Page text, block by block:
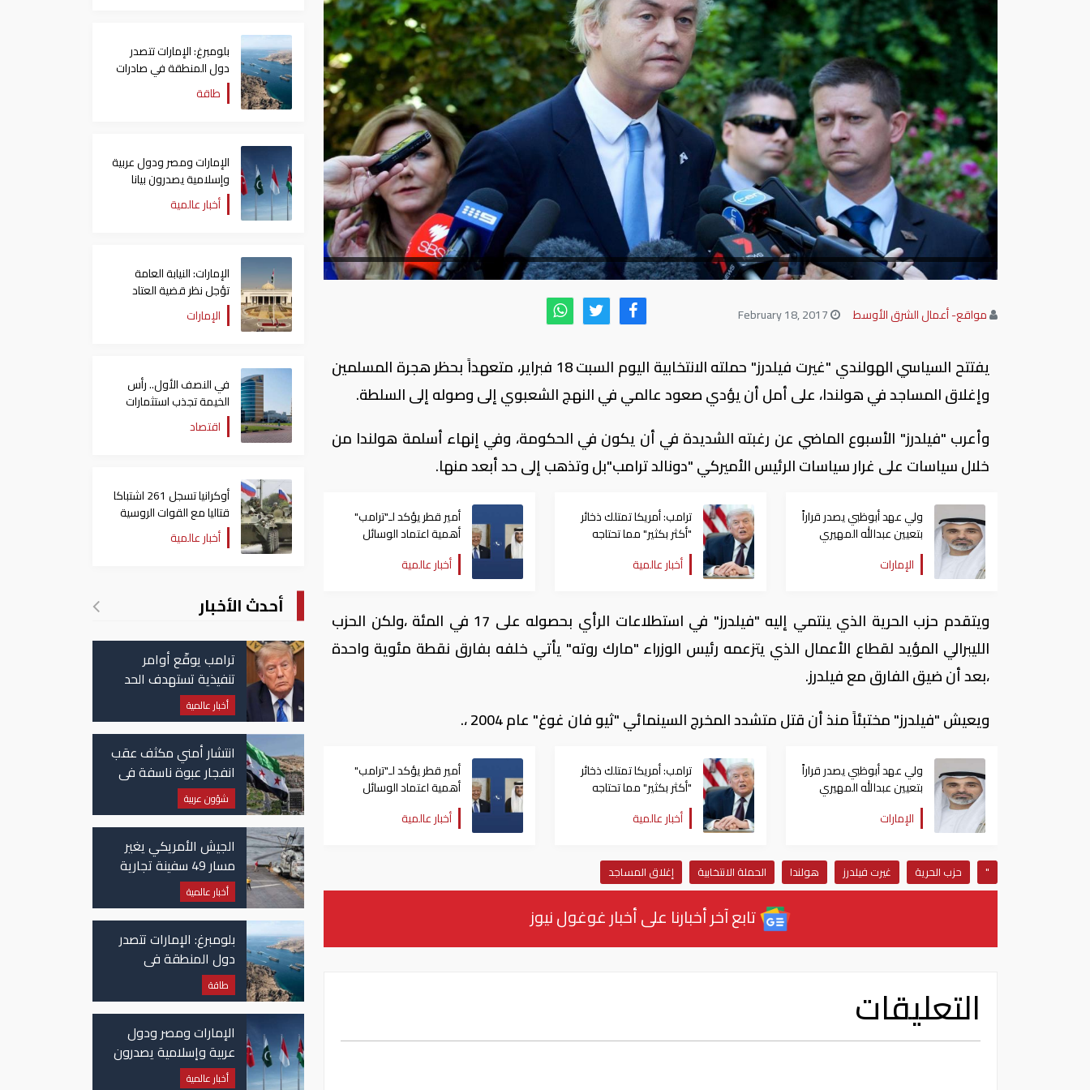
مواقع- أعمال الشرق الأوسط
يفتتح السياسي الهولندي "غيرت فيلدرز" حملته الانتخابية اليوم السبت 18 فبراير، متعهداً بحظر هجرة المسلمين
وإغلاق المساجد في هولندا، على أمل أن يؤدي صعود عالمي في النهج الشعبوي إلى وصوله إلى السلطة.
وأعرب "فيلدرز" الأسبوع الماضي عن رغبته الشديدة في أن يكون في الحكومة، وفي إنهاء أسلمة هولندا من
خلال سياسات على غرار سياسات الرئيس الأميركي "دونالد ترامب"بل وتذهب إلى حد أبعد منها.
ولي عهد أبوظبي يصدر قراراً
بتعيين عبدالله المهيري
رئيسا لـ"أبوظبي للتراث"
الإمارات
ترامب: أمريكا تمتلك ذخائر
"أكثر بكثير" مما تحتاجه
أخبار عالمية
أمير قطر يؤكد لـ"ترامب"
أهمية اعتماد الوسائل
الدبلوماسية لمعالجة
القضايا
أخبار عالمية
ويتقدم حزب الحرية الذي ينتمي إليه "فيلدرز" في استطلاعات الرأي بحصوله على 17 في المئة ،ولكن الحزب
الليبرالي المؤيد لقطاع الأعمال الذي يتزعمه رئيس الوزراء "مارك روته" يأتي خلفه بفارق نقطة مئوية واحدة
،بعد أن ضيق الفارق مع فيلدرز.
ويعيش "فيلدرز" مختبئاً منذ أن قتل متشدد المخرج السينمائي "ثيو فان غوغ" عام 2004 ،.
ولي عهد أبوظبي يصدر قراراً
بتعيين عبدالله المهيري
رئيسا لـ"أبوظبي للتراث"
الإمارات
ترامب: أمريكا تمتلك ذخائر
"أكثر بكثير" مما تحتاجه
أخبار عالمية
أمير قطر يؤكد لـ"ترامب"
أهمية اعتماد الوسائل
الدبلوماسية لمعالجة
القضايا
أخبار عالمية
" حزب الحرية غيرت فيلدرز هولندا الحملة الانتخابية إغلاق المساجد
تابع آخر أخبارنا على أخبار غوغول نيوز
التعليقات
بلومبرغ: الإمارات تتصدر
دول المنطقة في صادرات
النفط عبر مضيق هرمز
طاقة
الإمارات ومصر ودول عربية
وإسلامية يصدرون بيانا
مشتركا بشأن الانتهاكات
الإسرائيلية في غزة
أخبار عالمية
الإمارات: النيابة العامة
تؤجل نظر قضية العتاد
العسكري للسودان
الإمارات
في النصف الأول.. رأس
الخيمة تجذب استثمارات
تتجاوز 771 مليون درهماقتصاد
أوكرانيا تسجل 261 اشتباكا
قتاليا مع القوات الروسية
أخبار عالمية
أحدث الأخبار
ترامب يوقّع أوامر
تنفيذية تستهدف الحد
من منح الجنسية
الأمريكية بالولادة
أخبار عالمية
انتشار أمني مكثف عقب
انفجار عبوة ناسفة في
حافلة ركاب في سوريا
شؤون عربية
الجيش الأمريكي يغير
مسار 49 سفينة تجارية
في مضيق هرمز
أخبار عالمية
بلومبرغ: الإمارات تتصدر
دول المنطقة في
صادرات النفط عبر مضيق
هرمز
طاقة
الإمارات ومصر ودول
عربية وإسلامية يصدرون
بيانا مشتركا بشأن
أخبار عالمية